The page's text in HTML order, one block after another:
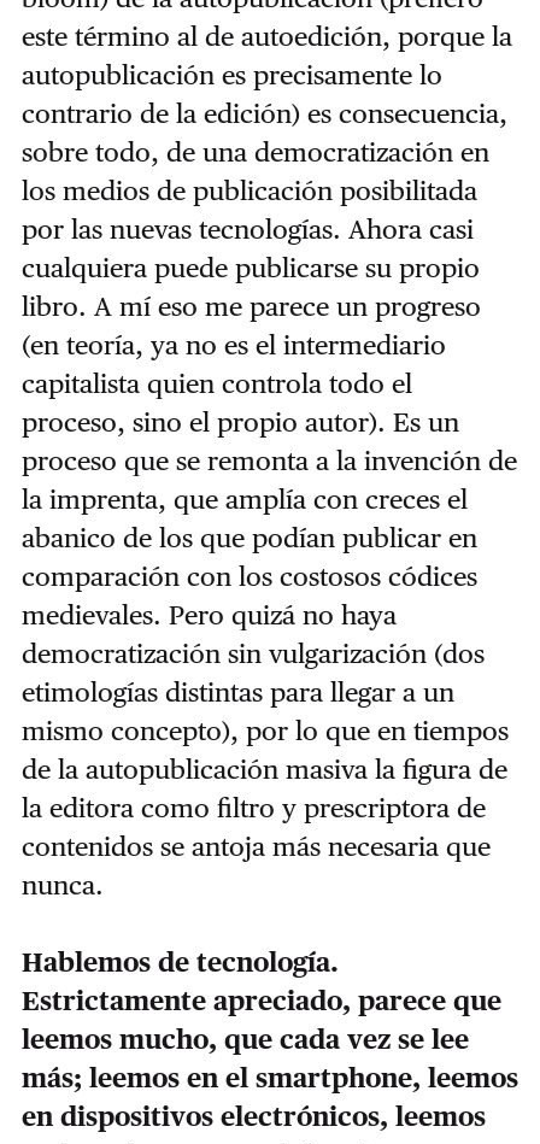
este término al de autoedición, porque la
autopublicación es precisamente lo
contrario de la edición) es consecuencia,
sobre todo, de una democratización en
los medios de publicación posibilitada
por las nuevas tecnologías. Ahora casi
cualquiera puede publicarse su propio
libro. A mí eso me parece un progreso
(en teoría, ya no es el intermediario
capitalista quien controla todo el
proceso, sino el propio autor). Es un
proceso que se remonta a la invención de
la imprenta, que amplía con creces el
abanico de los que podían publicar en
comparación con los costosos códices
medievales. Pero quizá no haya
democratización sin vulgarización (dos
etimologías distintas para llegar a un
mismo concepto), por lo que en tiempos
de la autopublicación masiva la figura de
la editora como filtro y prescriptora de
contenidos se antoja más necesaria que
nunca.
Hablemos de tecnología.
Estrictamente apreciado, parece que
leemos mucho, que cada vez se lee
más; leemos en el smartphone, leemos
en dispositivos electrónicos, leemos